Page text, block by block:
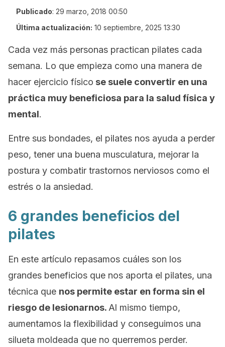
Publicado: 29 marzo, 2018 00:50
Última actualización: 10 septiembre, 2025 13:30
Cada vez más personas practican pilates cada
semana. Lo que empieza como una manera de
hacer ejercicio físico se suele convertir en una
práctica muy beneficiosa para la salud física y
mental.
Entre sus bondades, el pilates nos ayuda a perder
peso, tener una buena musculatura, mejorar la
postura y combatir trastornos nerviosos como el
estrés o la ansiedad.
6 grandes beneficios del
pilates
En este artículo repasamos cuáles son los
grandes beneficios que nos aporta el pilates, una
técnica que nos permite estar en forma sin el
riesgo de lesionarnos. Al mismo tiempo,
aumentamos la flexibilidad y conseguimos una
silueta moldeada que no querremos perder.